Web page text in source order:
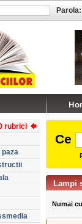
rubrici
Ce
Lampi
Numai
Parola: